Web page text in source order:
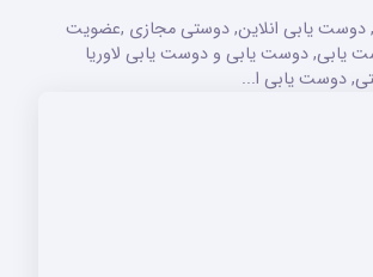
دوست یابی انلاین, دوستی مجازی ,عضویت
یابی, دوست یابی و دوست یابی لاوریا
دوست یابی ا...